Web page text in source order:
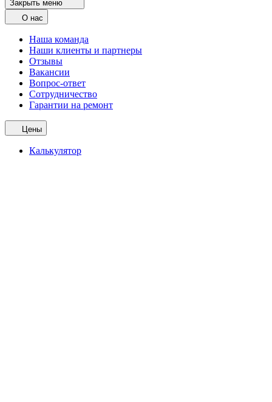
Закрыть меню
О нас
Наша команда
Наши клиенты и партнеры
Отзывы
Вакансии
Вопрос-ответ
Сотрудничество
Гарантии на ремонт
Цены
Калькулятор